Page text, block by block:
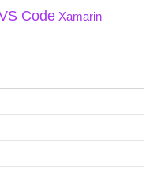
Code Xamarin